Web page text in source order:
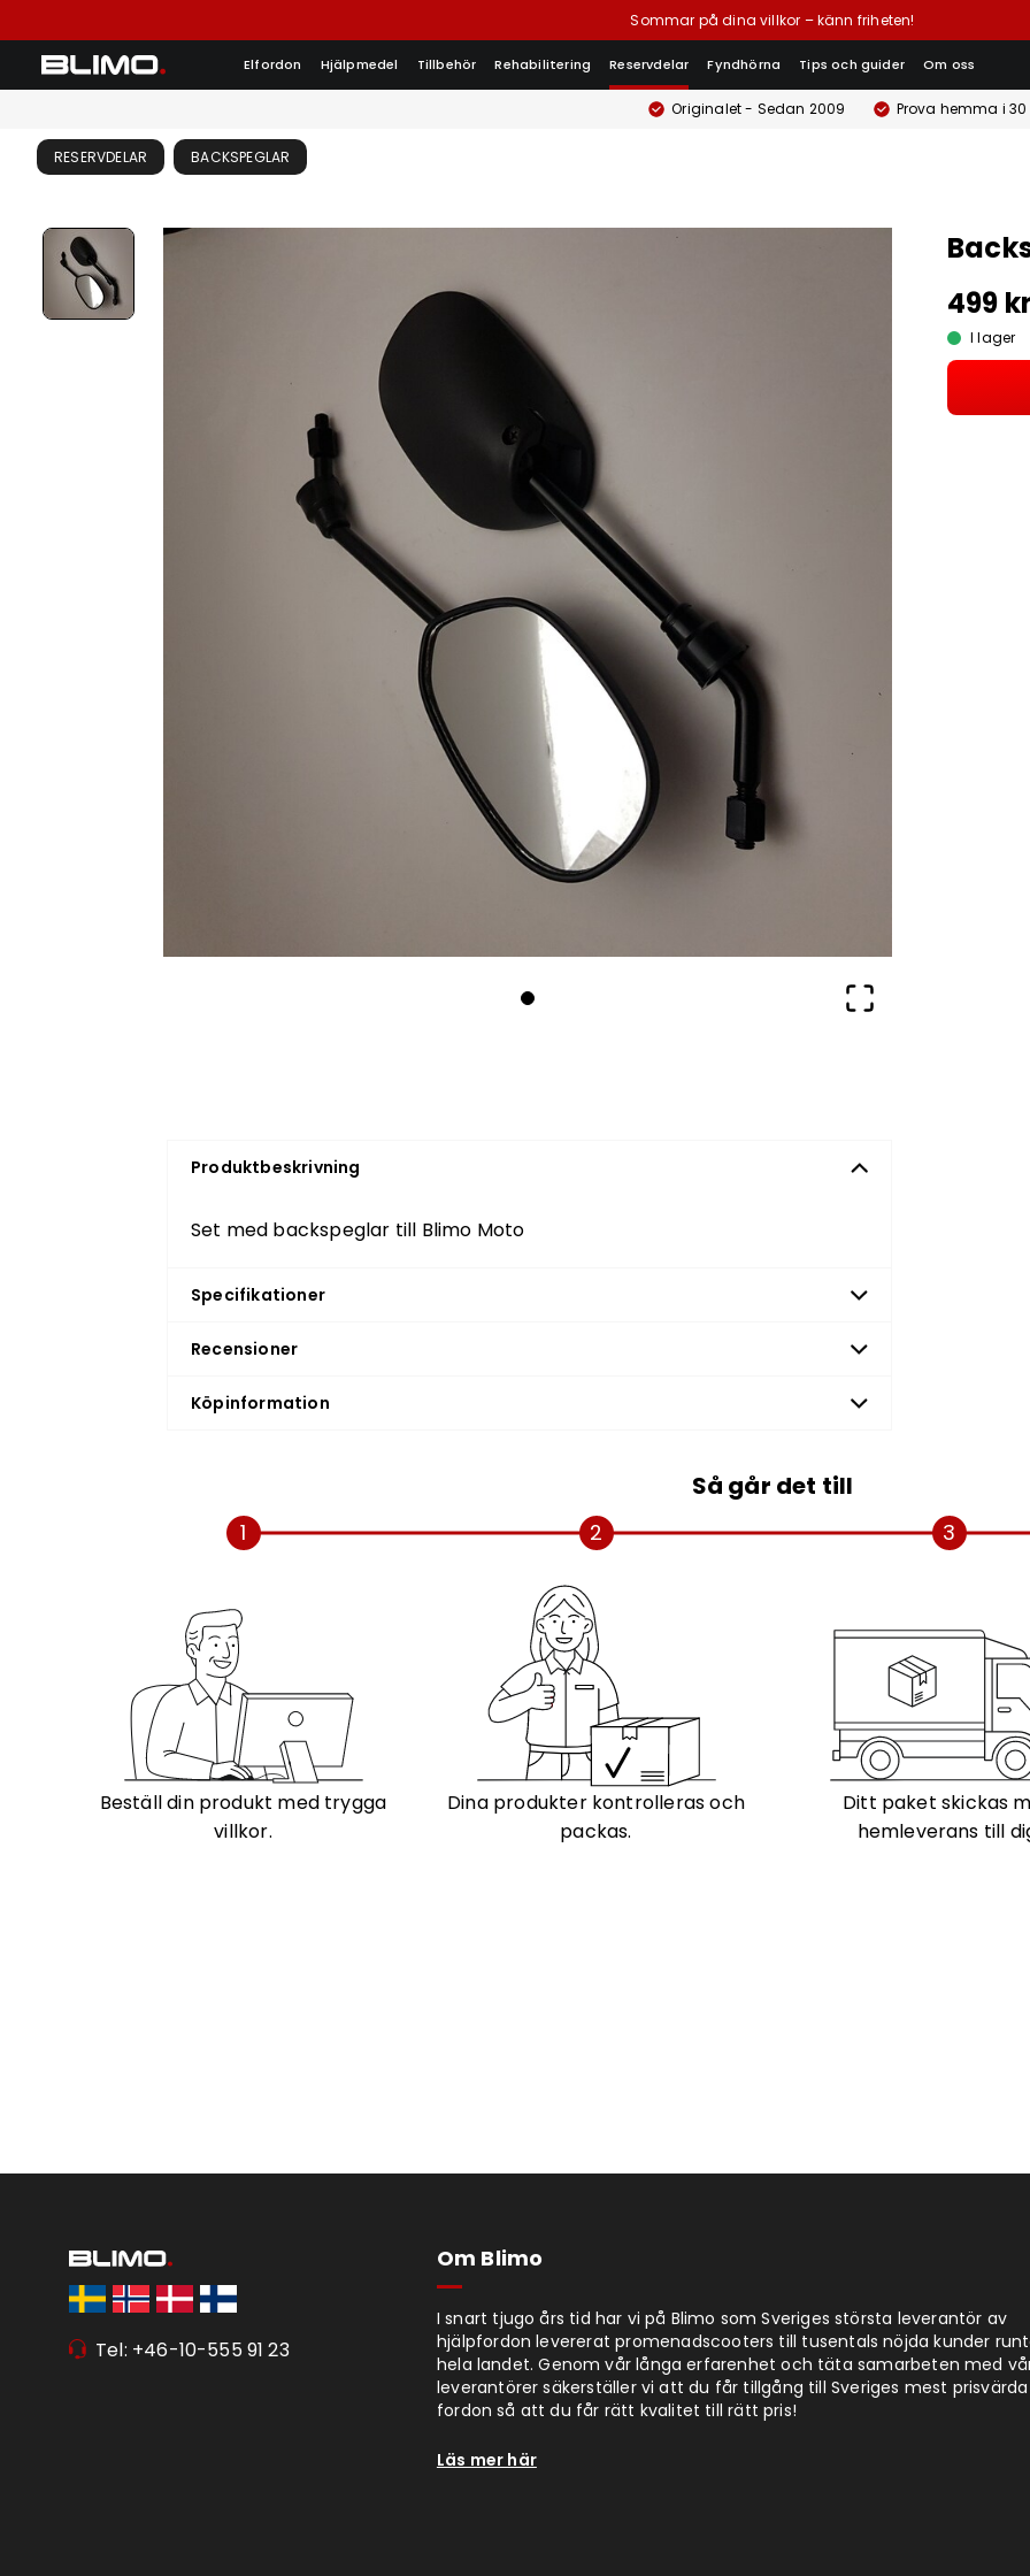
Sommar på dina villkor – känn friheten!
Elfordon Hjälpmedel Tillbehör Rehabilitering Reservdelar Fyndhörna Tips och guider Om oss
Originalet - Sedan 2009 Prova hemma i
RESERVDELAR BACKSPEGLAR
499
I lager
Produktbeskrivning
Set med backspeglar till Blimo Moto
Specifikationer
Recensioner
Köpinformation
Så går det till
1
Beställ din produkt med trygga
villkor.
2
Dina produkter kontrolleras och
packas.
3
Ditt paket skickas
hemleverans till
Tel: +46-10-555 91 23
Om Blimo
I snart tjugo års tid har vi på Blimo som Sveriges största leverantör av
hjälpfordon levererat promenadscooters till tusentals nöjda kunder
hela landet. Genom vår långa erfarenhet och täta samarbeten med
leverantörer säkerställer vi att du får tillgång till Sveriges mest prisvärda
fordon så att du får rätt kvalitet till rätt pris!
Läs mer här